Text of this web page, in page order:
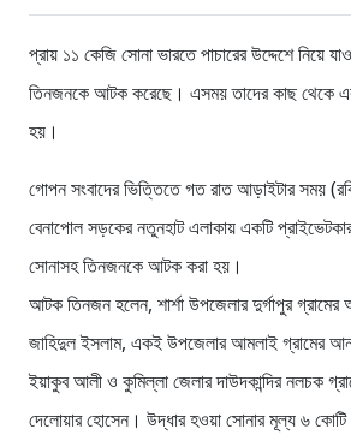
প্রায় ১১ কেজি সোনা ভারতে পাচারের উদ্দেশে নিয়ে
তিনজনকে আটক করেছে। এসময় তাদের কাছ থেকে
হয়।
গোপন সংবাদের ভিত্তিতে গত রাত আড়াইটার সময়
বেনাপোল সড়কের নতুনহাট এলাকায় একটি
সোনাসহ তিনজনকে আটক করা হয়।
আটক তিনজন হলেন, শার্শা উপজেলার দুর্গাপুর গ্রামের
জাহিদুল ইসলাম, একই উপজেলার আমলাই গ্রামের
ইয়াকুব আলী ও কুমিল্লা জেলার দাউদকান্দির নলচক
দেলোয়ার হোসেন। উদ্ধার হওয়া সোনার মূল্য ৬ কোটি